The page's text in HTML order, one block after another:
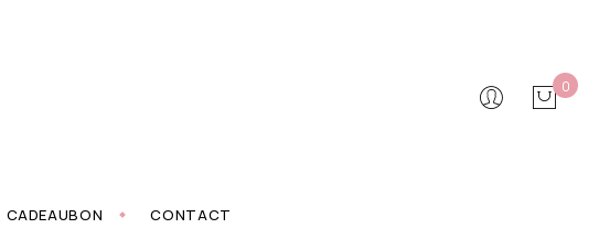
0
CADEAUBON CONTACT